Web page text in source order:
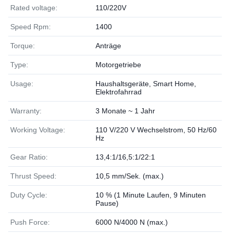
Rated voltage: 110/220V
Speed Rpm: 1400
Torque: Anträge
Type: Motorgetriebe
Usage:
Haushaltsgeräte, Smart Home,
Elektrofahrrad
Warranty: 3 Monate ~ 1 Jahr
Working Voltage:
110 V/220 V Wechselstrom, 50 Hz/60
Hz
Gear Ratio: 13,4:1/16,5:1/22:1
Thrust Speed: 10,5 mm/Sek. (max.)
Duty Cycle:
10 % (1 Minute Laufen, 9 Minuten
Pause)
Push Force: 6000 N/4000 N (max.)